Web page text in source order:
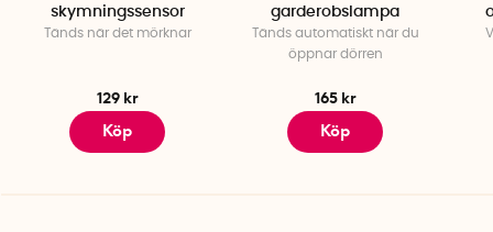
skymningssensor
Tänds när det mörknar
129 kr
Köp
garderobslampa
Tänds automatiskt när du
öppnar dörren
165 kr
Köp